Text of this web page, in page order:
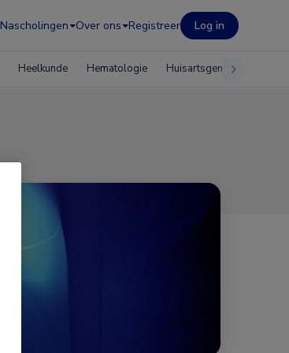
Nascholingen Over ons Registreer Log in
Heelkunde Hematologie Huisartsgeneeskunde